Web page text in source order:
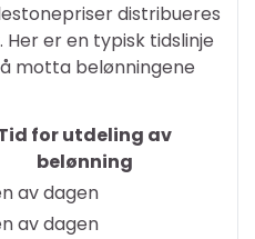
distribueres
er en typisk tidslinje
motta belønningene
for utdeling av
belønning
av dagen
av dagen